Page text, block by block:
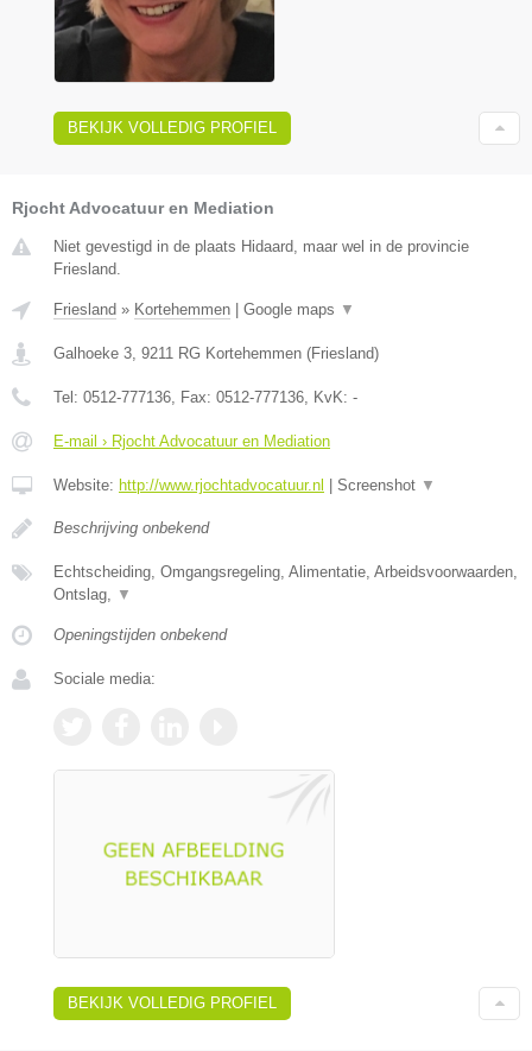
BEKIJK VOLLEDIG PROFIEL
Rjocht Advocatuur en Mediation
Niet gevestigd in de plaats Hidaard, maar wel in de provincie
Friesland.
Friesland » Kortehemmen Google maps ▼
Galhoeke 3, 9211 RG Kortehemmen (Friesland)
Tel: 0512-777136, Fax: 0512-777136, KvK: -
E-mail › Rjocht Advocatuur en Mediation
Website: http://www.rjochtadvocatuur.nl Screenshot ▼
Beschrijving onbekend
Echtscheiding, Omgangsregeling, Alimentatie, Arbeidsvoorwaarden,
Ontslag, ▼
Openingstijden onbekend
Sociale media:
BEKIJK VOLLEDIG PROFIEL